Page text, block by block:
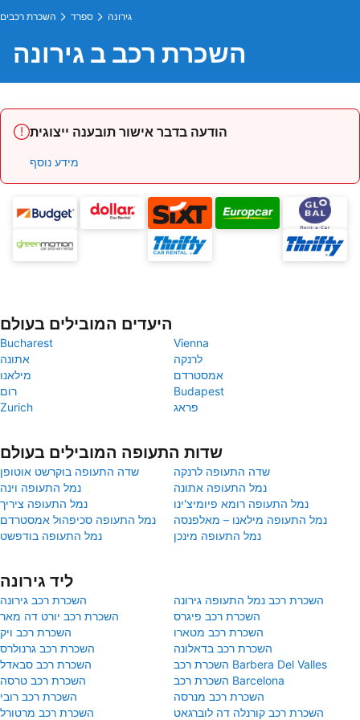
השכרת רכבים ספרד גירונה
השכרת רכב ב גירונה
הודעה בדבר אישור תובענה ייצוגית
מידע נוסף
היעדים המובילים בעולם
Bucharest
Vienna
אתונה
לרנקה
מילאנו
אמסטרדם
רום
Budapest
Zurich
פראג
שדות התעופה המובילים בעולם
שדה התעופה בוקרשט אוטופן
שדה התעופה לרנקה
נמל התעופה וינה
נמל התעופה אתונה
נמל התעופה ציריך
נמל התעופה רומא פיומיצ'ינו
נמל התעופה סכיפהול אמסטרדם
נמל התעופה מילאנו – מאלפנסה
נמל התעופה בודפשט
נמל התעופה מינכן
ליד גירונה
השכרת רכב גירונה
השכרת רכב נמל התעופה גירונה
השכרת רכב יורט דה מאר
השכרת רכב פיגרס
השכרת רכב ויק
השכרת רכב מטארו
השכרת רכב גרנולרס
השכרת רכב בדאלונה
השכרת רכב סבאדל
השכרת רכב Barbera Del Valles
השכרת רכב טרסה
השכרת רכב Barcelona
השכרת רכב רובי
השכרת רכב מנרסה
השכרת רכב מרטורל
השכרת רכב קורנלה דה לוברגאט